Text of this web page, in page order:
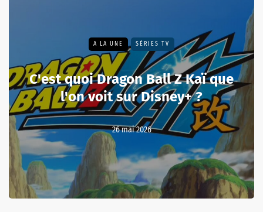
A LA UNE SÉRIES TV
C'est quoi Dragon Ball Z Kaï que
l'on voit sur Disney+ ?
26 mai 2026